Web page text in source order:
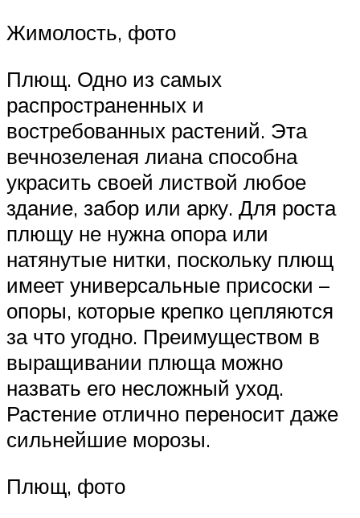
Жимолость, фото
Плющ. Одно из самых
распространенных и
востребованных растений. Эта
вечнозеленая лиана способна
украсить своей листвой любое
здание, забор или арку. Для роста
плющу не нужна опора или
натянутые нитки, поскольку плющ
имеет универсальные присоски –
опоры, которые крепко цепляются
за что угодно. Преимуществом в
выращивании плюща можно
назвать его несложный уход.
Растение отлично переносит даже
сильнейшие морозы.
Плющ, фото